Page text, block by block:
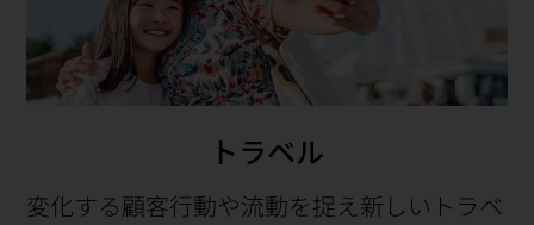
トラベル
変化する顧客行動や流動を捉え新しいトラベ